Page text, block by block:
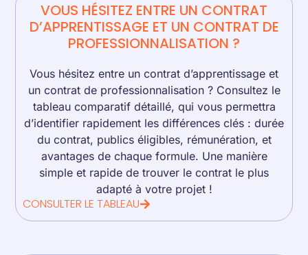
VOUS HÉSITEZ ENTRE UN CONTRAT
D’APPRENTISSAGE ET UN CONTRAT DE
PROFESSIONNALISATION ?
Vous hésitez entre un contrat d’apprentissage et
un contrat de professionnalisation ? Consultez le
tableau comparatif détaillé, qui vous permettra
d’identifier rapidement les différences clés : durée
du contrat, publics éligibles, rémunération, et
avantages de chaque formule. Une manière
simple et rapide de trouver le contrat le plus
adapté à votre projet !
CONSULTER LE TABLEAU